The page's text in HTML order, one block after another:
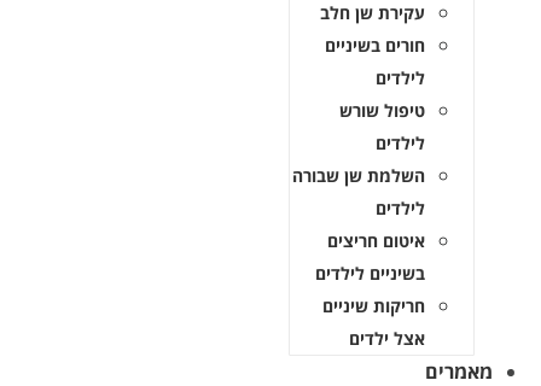
עקירת שן חלב
חורים בשיניים
טיפול שורש
השלמת שן שבורה
איטום חריצים
בשיניים לילדים
חריקות שיניים